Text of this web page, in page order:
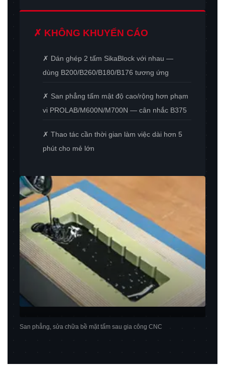
✗ KHÔNG KHUYẾN CÁO
✗ Dán ghép 2 tấm SikaBlock với nhau —
dùng B200/B260/B180/B176 tương ứng
✗ San phẳng tấm mật độ cao/rộng hơn phạm
vi PROLAB/M600N/M700N — cân nhắc B375
✗ Thao tác cần thời gian làm việc dài hơn 5
phút cho mẻ lớn
San phẳng, sửa chữa bề mặt tấm sau gia công CNC